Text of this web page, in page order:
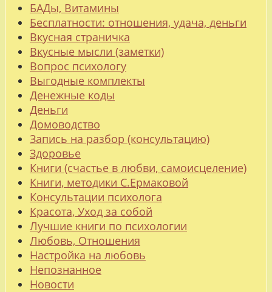
БАДы, Витамины
Бесплатности: отношения, удача, деньги
Вкусная страничка
Вкусные мысли (заметки)
Вопрос психологу
Выгодные комплекты
Денежные коды
Деньги
Домоводство
Запись на разбор (консультацию)
Здоровье
Книги (счастье в любви, самоисцеление)
Книги, методики С.Ермаковой
Консультации психолога
Красота, Уход за собой
Лучшие книги по психологии
Любовь, Отношения
Настройка на любовь
Непознанное
Новости